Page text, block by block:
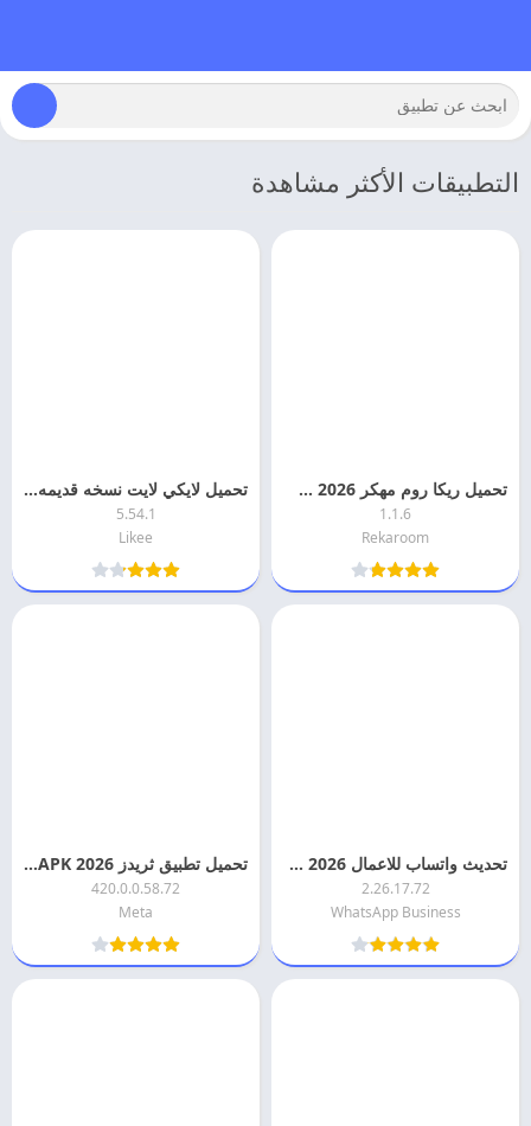
التطبيقات الأكثر مشاهدة
تحميل ريكا روم مهكر 2026 rekaroom اخر اصدار مجانا
1.1.6
Rekaroom
تحميل لايكي لايت نسخه قديمه 2026 Likee Lite اخر اصدار مجانا
5.54.1
Likee
تحديث واتساب للاعمال 2026 WhatsApp Business اخر اصدار
2.26.17.72
WhatsApp Business
تحميل تطبيق ثريدز 2026 Threads APK اخر تحديث مجانا
420.0.0.58.72
Meta